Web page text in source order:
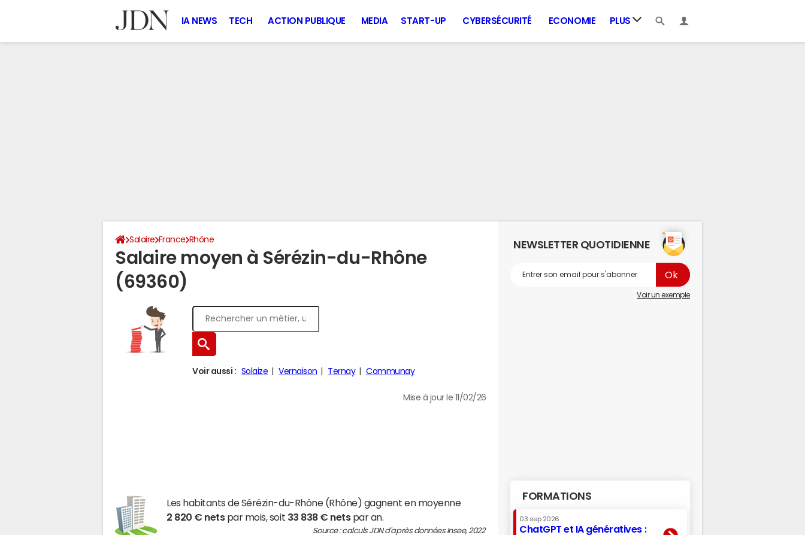
IA NEWS TECH ACTION PUBLIQUE MEDIA START-UP CYBERSÉCURITÉ ECONOMIE PLUS
Salaire France Rhône
Salaire moyen à Sérézin-du-Rhône
(69360)
Voir aussi : Solaize Vernaison Ternay Communay
Mise à jour le 11/02/26
Les habitants de Sérézin-du-Rhône (Rhône) gagnent en moyenne
2 820 € netspar mois, soit 33 838 € netspar an.
Source : calculs JDN d'après données Insee, 2022
NEWSLETTER QUOTIDIENNE
Voir un exemple
FORMATIONS
03 sep 2026
ChatGPT et IA génératives :